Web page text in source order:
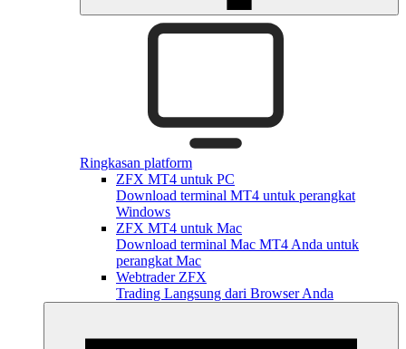
Ringkasan platform
ZFX MT4 untuk PC
Download terminal MT4 untuk perangkat
Windows
ZFX MT4 untuk Mac
Download terminal Mac MT4 Anda untuk
perangkat Mac
Webtrader ZFX
Trading Langsung dari Browser Anda